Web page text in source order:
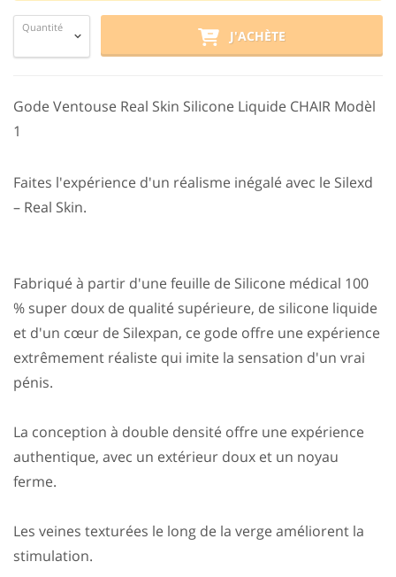
Quantité
J'ACHÈTE
Gode Ventouse Real Skin Silicone Liquide CHAIR Modèl
1
Faites l'expérience d'un réalisme inégalé avec le Silexd
– Real Skin.
Fabriqué à partir d'une feuille de Silicone médical 100
% super doux de qualité supérieure, de silicone liquide
et d'un cœur de Silexpan, ce gode offre une expérience
extrêmement réaliste qui imite la sensation d'un vrai
pénis.
La conception à double densité offre une expérience
authentique, avec un extérieur doux et un noyau
ferme.
Les veines texturées le long de la verge améliorent la
stimulation.